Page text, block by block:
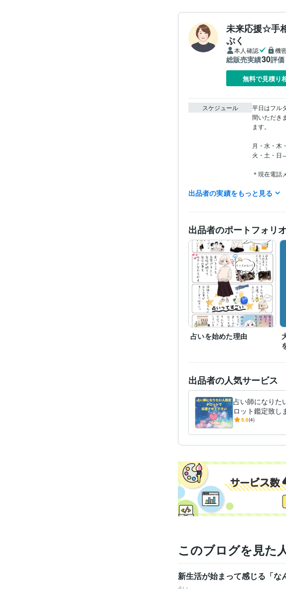
未来応援☆手
ぷく
本人確認 機
総販売実績30評価
無料で見積り
スケジュール
平日はフル
間いただき
ます。
月・水・木
火・土・日
＊現在電話
ライフスタ
ライフスタ
得意分野 占い タロ
恋愛 仕事
占い ルノ
出品者の実績をもっと見る
出品者のポートフォリオ
占いを始めた理由
出品者の人気サービス
占い師になりた
ロット鑑定致し
行動のアドバイ
5.0(4)
このブログを見た
新生活が始まって感じる「な